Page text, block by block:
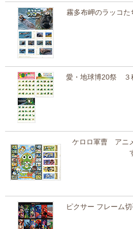
霧多布岬のラッコ
愛・地球博20祭 ３
ケロロ軍曹 アニ
ピクサー フレーム